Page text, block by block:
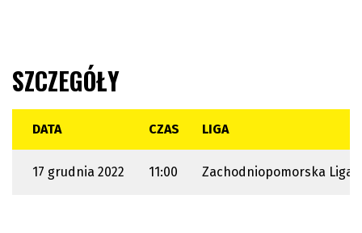
SZCZEGÓŁY
DATA CZAS LIGA
17 grudnia 2022 11:00 Zachodniopomorska Liga